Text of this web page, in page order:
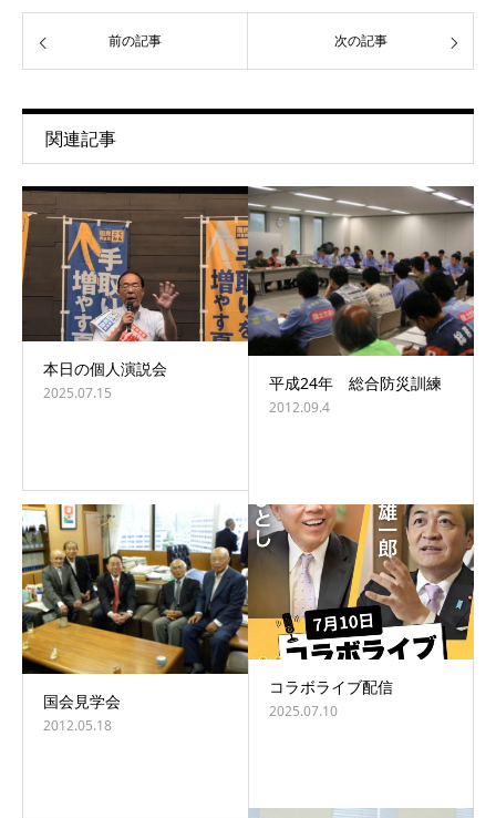
前の記事 次の記事
関連記事
本日の個人演説会
2025.07.15 平成24年 総合防災訓練
2012.09.4
国会見学会
2012.05.18
コラボライブ配信
2025.07.10